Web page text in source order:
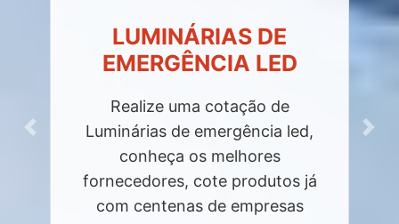
LUMINÁRIAS DE
EMERGÊNCIA LED
Realize uma cotação de
Luminárias de emergência led,
conheça os melhores
fornecedores, cote produtos já
com centenas de empresas
Previous Next